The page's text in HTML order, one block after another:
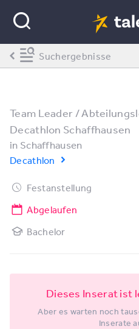
Team Leader /
Decathlon Schaffhausen
in Schaffhausen
Decathlon
Festanstellung
Abgelaufen
Bachelor
Dieses Inserat ist
Aber es warten noch
Inserate
Suchergebnisse